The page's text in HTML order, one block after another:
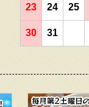
23 24 25
30 31